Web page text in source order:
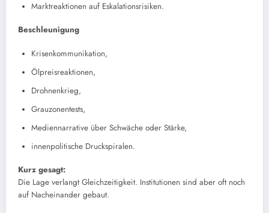
Marktreaktionen auf Eskalationsrisiken.
Beschleunigung
Krisenkommunikation,
Ölpreisreaktionen,
Drohnenkrieg,
Grauzonentests,
Mediennarrative über Schwäche oder Stärke,
innenpolitische Druckspiralen.
Kurz gesagt:
Die Lage verlangt Gleichzeitigkeit. Institutionen sind aber oft noch
auf Nacheinander gebaut.